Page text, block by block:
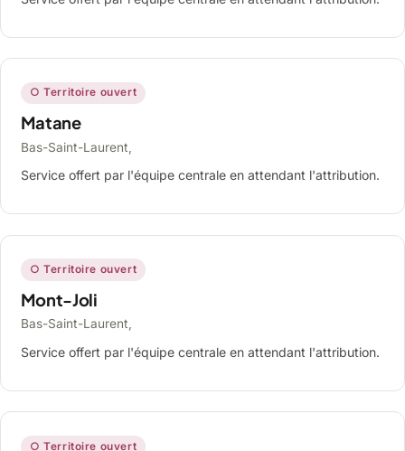
○ Territoire ouvert
Matane
Bas-Saint-Laurent,
Service offert par l'équipe centrale en attendant l'attribution.
○ Territoire ouvert
Mont-Joli
Bas-Saint-Laurent,
Service offert par l'équipe centrale en attendant l'attribution.
○ Territoire ouvert